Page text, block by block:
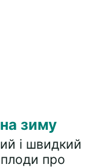
зиму
і швидкий
плоди про